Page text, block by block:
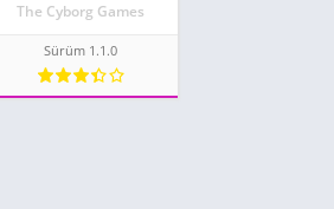
The Cyborg Games
Sürüm 1.1.0